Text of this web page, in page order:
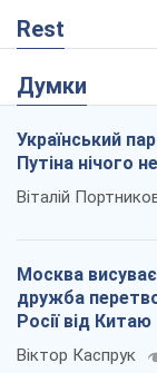
Rest
Думки
Український
Путіна нічого
Віталій
Москва висуває
дружба
Росії від Китаю
Віктор Каспрук